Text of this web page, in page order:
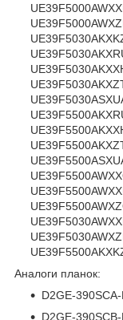
Аналоги планок:
D2GE-
D2GE-